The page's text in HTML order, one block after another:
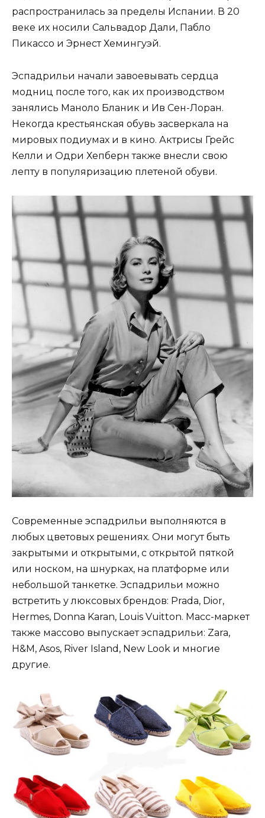
распространилась за пределы Испании. В 20
веке их носили Сальвадор Дали, Пабло
Пикассо и Эрнест Хемингуэй.
Эспадрильи начали завоевывать сердца
модниц после того, как их производством
занялись Маноло Бланик и Ив Сен-Лоран.
Некогда крестьянская обувь засверкала на
мировых подиумах и в кино. Актрисы Грейс
Келли и Одри Хепберн также внесли свою
лепту в популяризацию плетеной обуви.
Современные эспадрильи выполняются в
любых цветовых решениях. Они могут быть
закрытыми и открытыми, с открытой пяткой
или носком, на шнурках, на платформе или
небольшой танкетке. Эспадрильи можно
встретить у люксовых брендов: Prada, Dior,
Hermes, Donna Karan, Louis Vuitton. Масс-маркет
также массово выпускает эспадрильи: Zara,
H&M, Asos, River Island, New Look и многие
другие.